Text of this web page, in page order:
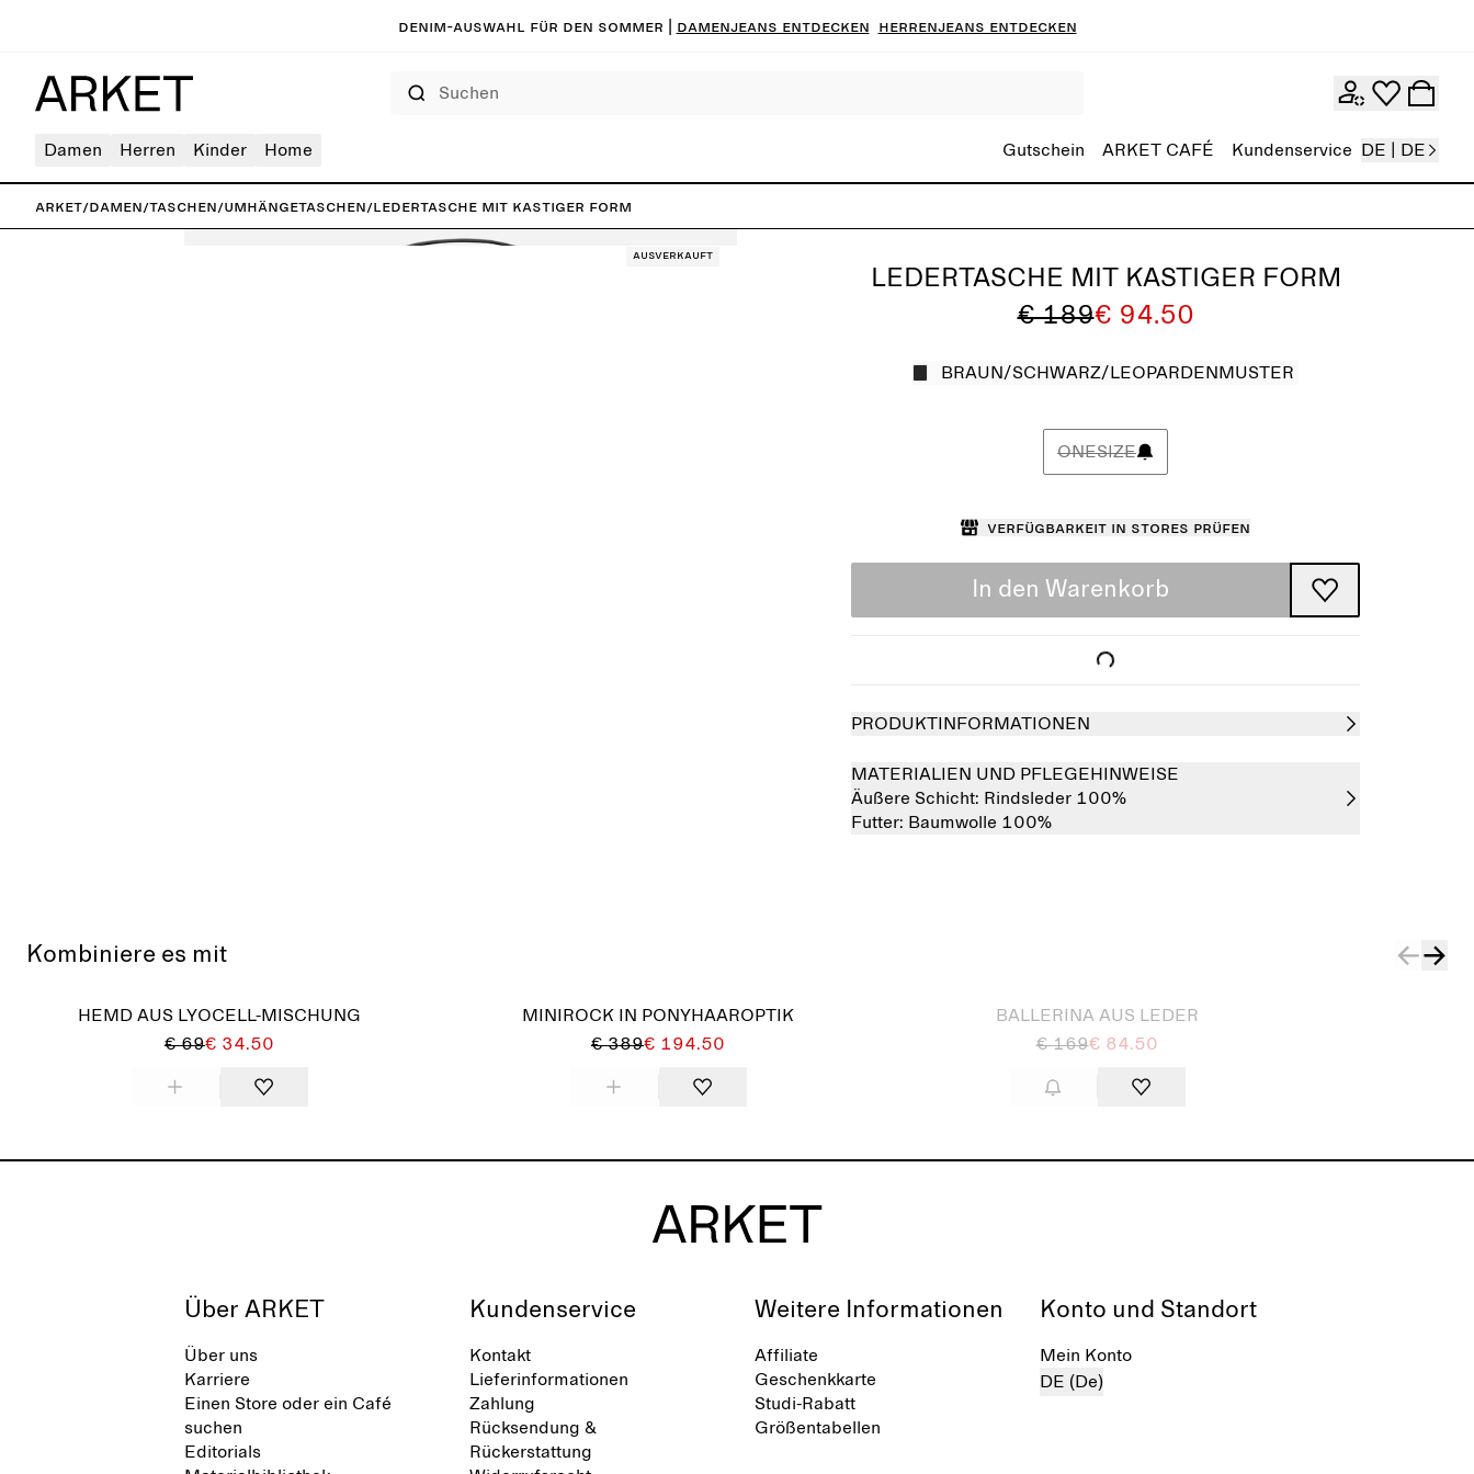
Denim-Auswahl für den Sommer | Damenjeans entdecken Herrenjeans entdecken
Damen Herren Kinder Home Gutschein ARKET CAFÉ Kundenservice DE | DE
ARKET/Damen/Taschen/umhängetaschen/Ledertasche mit kastiger Form
Ausverkauft
LEDERTASCHE MIT KASTIGER FORM
€ 189€ 94.50
BRAUN/SCHWARZ/LEOPARDENMUSTER
ONESIZE
Verfügbarkeit in Stores prüfen
In den Warenkorb
PRODUKTINFORMATIONEN
MATERIALIEN UND PFLEGEHINWEISE
Äußere Schicht: Rindsleder 100%
Futter: Baumwolle 100%
Kombiniere es mit
HEMD AUS LYOCELL-MISCHUNG
€ 69€ 34.50
MINIROCK IN PONYHAAROPTIK
€ 389€ 194.50
BALLERINA AUS LEDER
€ 169€ 84.50
Über ARKET
Über uns
Karriere
Einen Store oder ein Café
suchen
Editorials
Kundenservice
Kontakt
Lieferinformationen
Zahlung
Rücksendung &
Rückerstattung
Weitere Informationen
Affiliate
Geschenkkarte
Studi-Rabatt
Größentabellen
Konto und Standort
Mein Konto
DE (De)